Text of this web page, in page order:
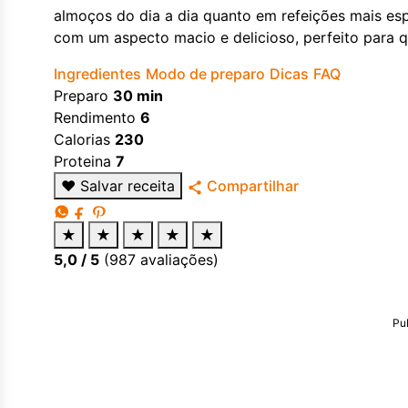
almoços do dia a dia quanto em refeições mais
com um aspecto macio e delicioso, perfeito para
Ingredientes Modo de preparo Dicas FAQ
Preparo 30 min
Rendimento 6
Calorias 230
Proteina 7
♥ Salvar receita Compartilhar
★ ★ ★ ★
★
5,0 / 5 (987 avaliações)